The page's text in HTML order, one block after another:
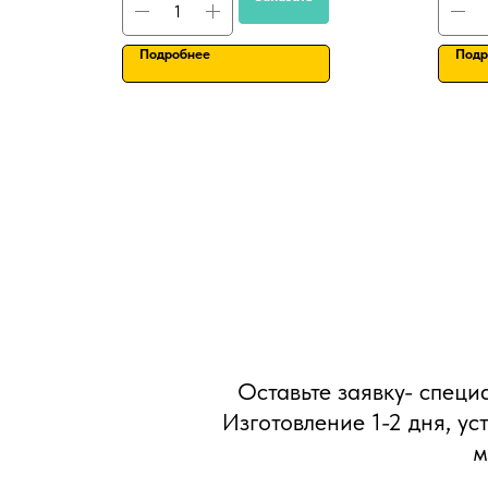
Подробнее
Оставьте заявку-
Изготовление 1-2 дня,